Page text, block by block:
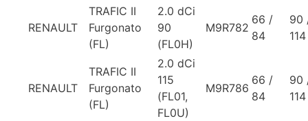
RENAULT
TRAFIC II
Furgonato
(FL)
2.0 dCi
90
(FL0H)
M9R782
66 /
84
90
114
RENAULT
TRAFIC II
Furgonato
(FL)
2.0 dCi
115
(FL01,
FL0U)
M9R786
66 /
84
90
114